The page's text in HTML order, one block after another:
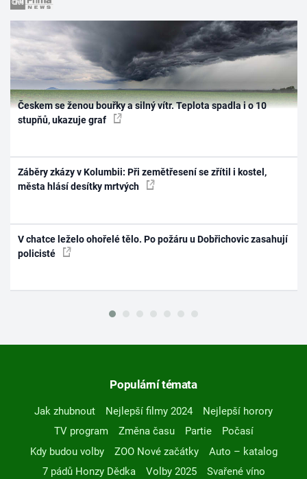
Českem se ženou bouřky a silný vítr. Teplota spadla i o 10
stupňů, ukazuje graf
Záběry zkázy v Kolumbii: Při zemětřesení se zřítil i kostel,
města hlásí desítky mrtvých
V chatce leželo ohořelé tělo. Po požáru u Dobřichovic zasahují
policisté
Populární témata
Jak zhubnout Nejlepší filmy 2024
Nejlepší horory
TV program
Změna času Partie
Počasí
Kdy budou volby
ZOO Nové začátky
Auto – katalog
7 pádů Honzy Dědka
Volby 2025
Svařené víno